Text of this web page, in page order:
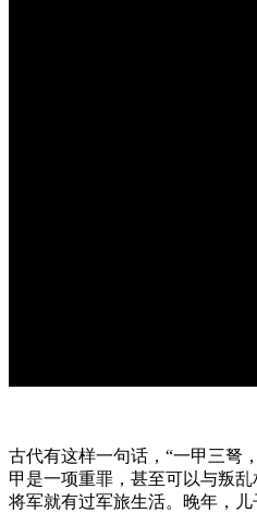
古代有这样一句话，“一甲三弩
甲是一项重罪，甚至可以与叛
将军就有过军旅生活。晚年，